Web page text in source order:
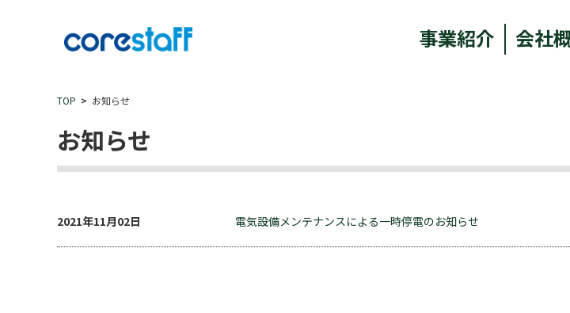
事業紹介 会社
TOP お知らせ
お知らせ
2021年11月02日 電気設備メンテナンスによる一時停電のお知らせ